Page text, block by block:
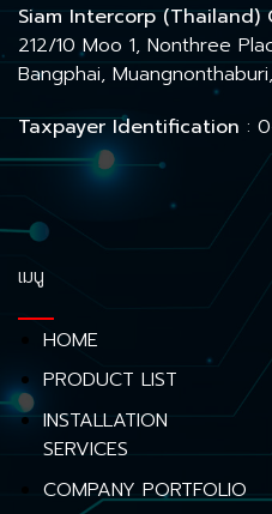
Siam Intercorp (Thailand)
212/10 Moo 1, Nonthree
Bangphai,
Taxpayer Identification :
เมนู
HOME
PRODUCT LIST
INSTALLATION
SERVICES
COMPANY PORTFOLIO